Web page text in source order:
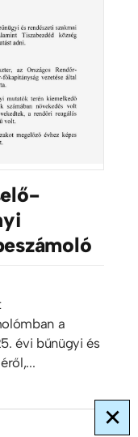
a
évi bűnügyi és
×